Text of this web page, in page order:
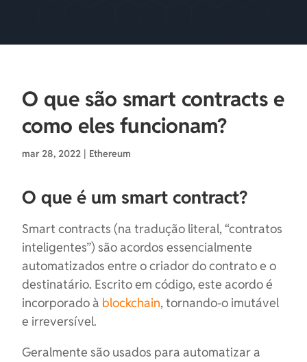
O que são smart contracts e
como eles funcionam?
mar 28, 2022 | Ethereum
O que é um smart contract?
Smart contracts (na tradução literal, “contratos
inteligentes”) são acordos essencialmente
automatizados entre o criador do contrato e o
destinatário. Escrito em código, este acordo é
incorporado à blockchain, tornando-o imutável
e irreversível.
Geralmente são usados ​​para automatizar a